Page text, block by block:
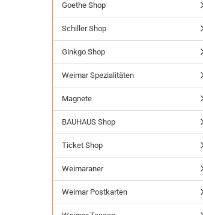
Goethe Shop
Schiller Shop
Ginkgo Shop
Weimar Spezialitäten
Magnete
BAUHAUS Shop
Ticket Shop
Weimaraner
Weimar Postkarten